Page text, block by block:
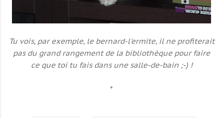
Tu vois, par exemple, le bernard-l'ermite, il ne profiterait
pas du grand rangement de la bibliothèque pour faire
ce que toi tu fais dans une salle-de-bain ;-) !
*